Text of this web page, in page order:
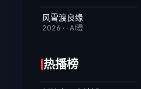
完结
风雪渡良缘
2026 · · AI漫
热播榜